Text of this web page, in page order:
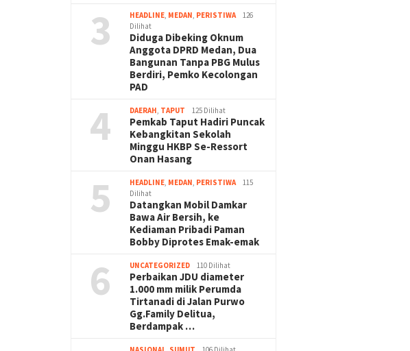
3 HEADLINE, MEDAN, PERISTIWA
126
Dilihat
Diduga Dibeking Oknum
Anggota DPRD Medan, Dua
Bangunan Tanpa PBG Mulus
Berdiri, Pemko Kecolongan
PAD
4 DAERAH, TAPUT 125 Dilihat
Pemkab Taput Hadiri Puncak
Kebangkitan Sekolah
Minggu HKBP Se-Ressort
Onan Hasang
5 HEADLINE, MEDAN, PERISTIWA
115
Dilihat
Datangkan Mobil Damkar
Bawa Air Bersih, ke
Kediaman Pribadi Paman
Bobby Diprotes Emak-emak
6 UNCATEGORIZED 110 Dilihat
Perbaikan JDU diameter
1.000 mm milik Perumda
Tirtanadi di Jalan Purwo
Gg.Family Delitua,
Berdampak …